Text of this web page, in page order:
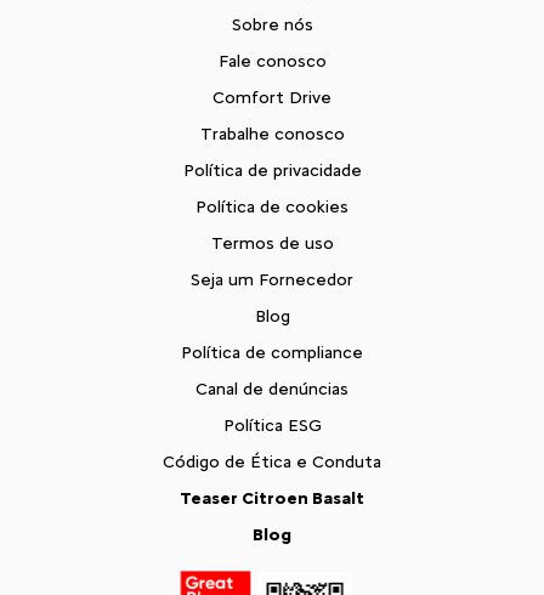
Sobre nós
Fale conosco
Comfort Drive
Trabalhe conosco
Política de privacidade
Política de cookies
Termos de uso
Seja um Fornecedor
Blog
Política de compliance
Canal de denúncias
Política ESG
Código de Ética e Conduta
Teaser Citroen Basalt
Blog